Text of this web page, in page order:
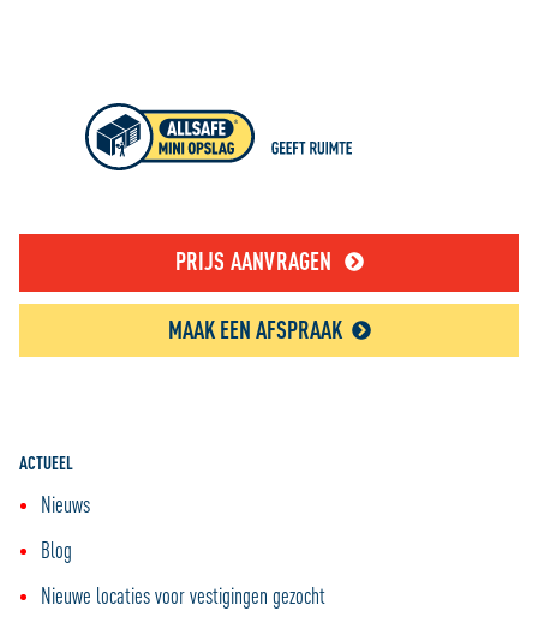
PRIJS AANVRAGEN
MAAK EEN AFSPRAAK
ACTUEEL
Nieuws
Blog
Nieuwe locaties voor vestigingen gezocht